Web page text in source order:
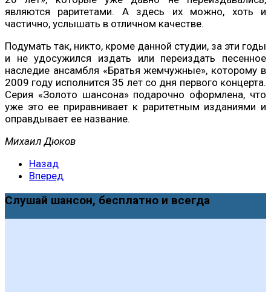
являются раритетами. А здесь их можно, хоть и
частично, услышать в отличном качестве.
Подумать так, никто, кроме данной студии, за эти годы
и не удосужился издать или переиздать песенное
наследие ансамбля «Братья жемчужные», которому в
2009 году исполнится 35 лет со дня первого концерта.
Серия «Золото шансона» подарочно оформлена, что
уже это ее приравнивает к раритетным изданиями и
оправдывает ее название.
Михаил Дюков
Назад
Вперед
Слушай шансон, бесплатно и всегда